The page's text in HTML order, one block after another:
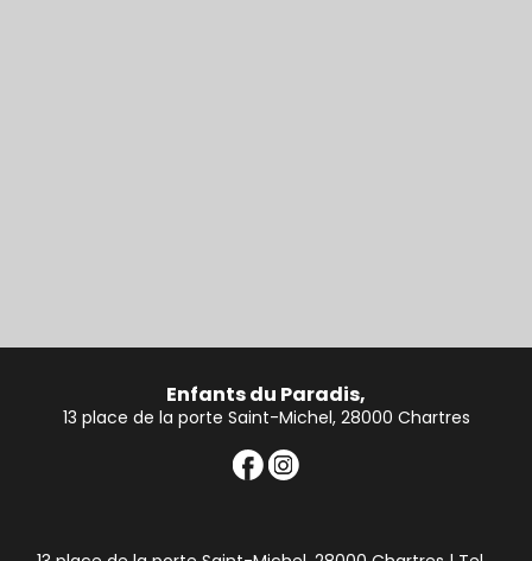
Enfants du Paradis,
13 place de la porte Saint-Michel, 28000 Chartres